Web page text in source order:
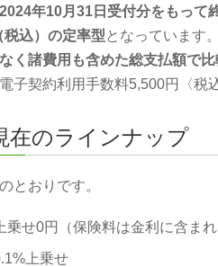
年10月31日受付分をもって
込）の定率型 となっています
く諸費用も含めた総支払額で比
子契約利用手数料5,500円〈税
在のラインナップ
とおりです。
乗せ0円（保険料は金利に含まれ
上乗せ